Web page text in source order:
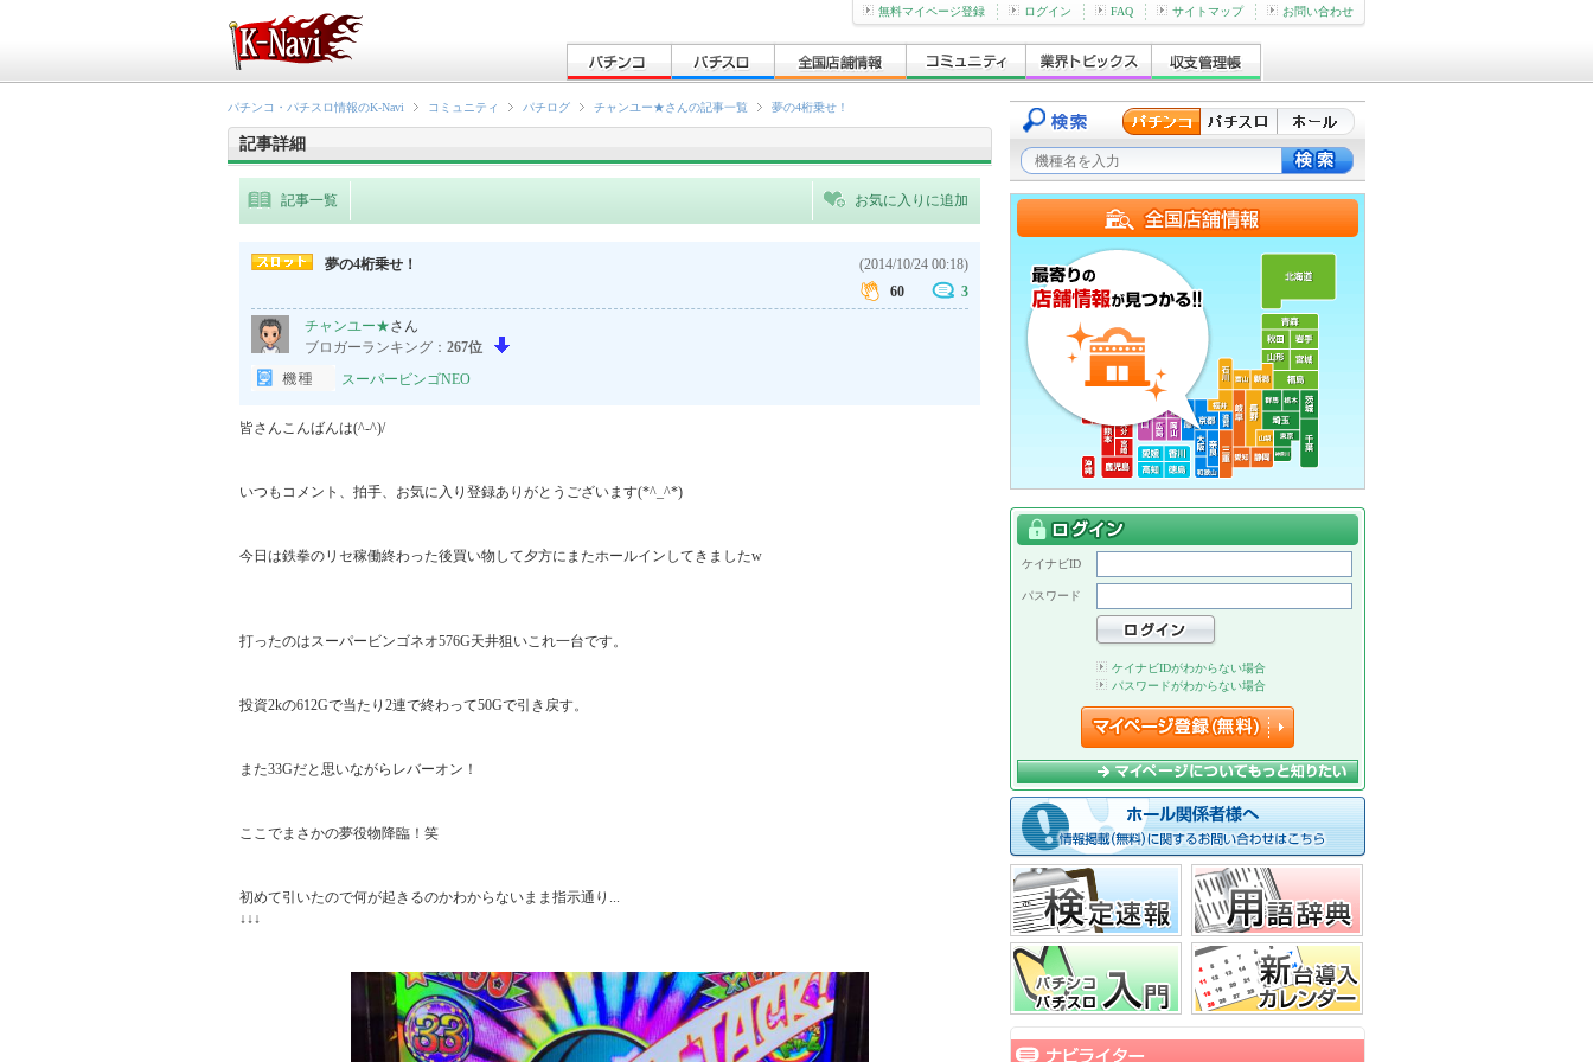
無料マイページ登録 ログイン FAQ サイトマップ お問い合わせ
パチンコ・パチスロ情報のK-Navi コミュニティ パチログ チャンユー★さんの記事一覧 夢の4桁乗せ！
記事詳細
記事一覧 お気に入りに追加
夢の4桁乗せ！
(2014/10/24 00:18)
60
3
チャンユー★さん
ブロガーランキング： 267位
スーパービンゴNEO
皆さんこんばんは(^-^)/
いつもコメント、拍手、お気に入り登録ありがとうございます(*^_^*)
今日は鉄拳のリセ稼働終わった後買い物して夕方にまたホールインしてきましたw
打ったのはスーパービンゴネオ576G天井狙いこれ一台です。
投資2kの612Gで当たり2連で終わって50Gで引き戻す。
また33Gだと思いながらレバーオン！
ここでまさかの夢役物降臨！笑
初めて引いたので何が起きるのかわからないまま指示通り...
↓↓↓
ケイナビID
パスワード
ケイナビIDがわからない場合
パスワードがわからない場合